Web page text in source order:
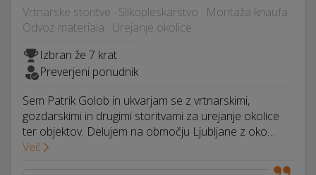
Vrtnarske storitve · Slikopleskarstvo · Montaža knaufa ·
Odvoz materiala · Urejanje okolice
Izbran že 7 krat
Preverjeni ponudnik
Sem Patrik Golob in ukvarjam se z vrtnarskimi,
gozdarskimi in drugimi storitvami za urejanje okolice
ter objektov. Delujem na območju Ljubljane z oko…
Več